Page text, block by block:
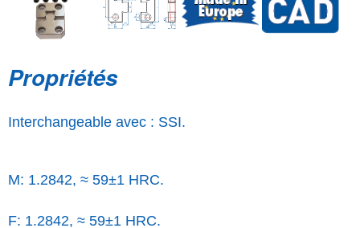
Propriétés
Interchangeable avec : SSI.
M: 1.2842, ≈ 59±1 HRC.
F: 1.2842, ≈ 59±1 HRC.